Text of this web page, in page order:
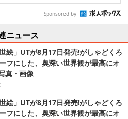
Sponsored by
ニュース
絵」UTが8月17日発売!がしゃどくろ
フにした、奥深い世界観が最高にオ
真・画像
絵」UTが8月17日発売!がしゃどくろ
フにした、奥深い世界観が最高にオ